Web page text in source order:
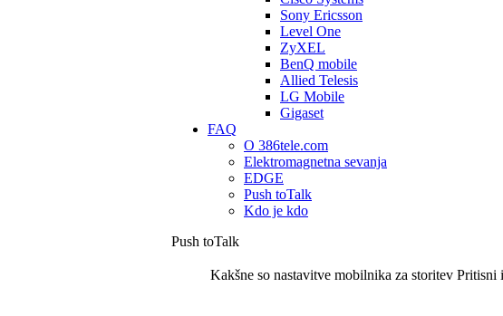
Sony Ericsson
Level One
ZyXEL
BenQ mobile
Allied Telesis
LG Mobile
Gigaset
FAQ
O 386tele.com
Elektromagnetna sevanja
EDGE
Push toTalk
Kdo je kdo
Push toTalk
Kakšne so nastavitve mobilnika za storitev Pritisni